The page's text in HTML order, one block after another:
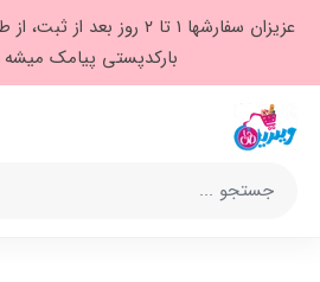
عزیزان سفارشها ۱ تا ۲ روز
بارکدپستی پیامک